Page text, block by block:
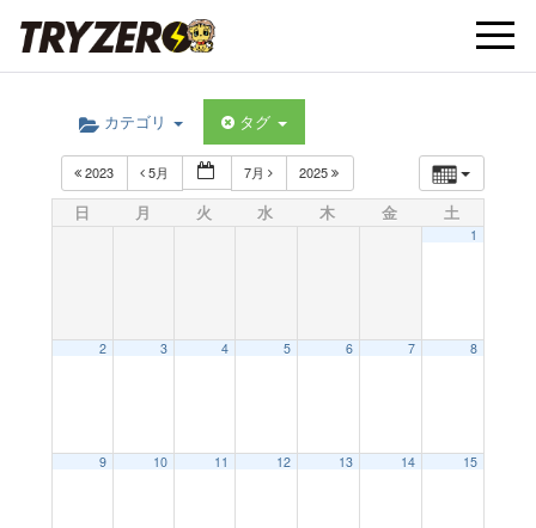
t
カテゴリ タグ
2023 5月 7月 2025
日 月 火 水 木 金 土
1
2 3 4 5 6 7 8
9 10 11 12 13 14 15